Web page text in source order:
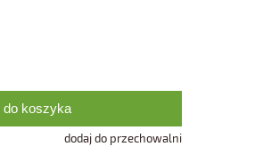
do koszyka
dodaj do przechowalni